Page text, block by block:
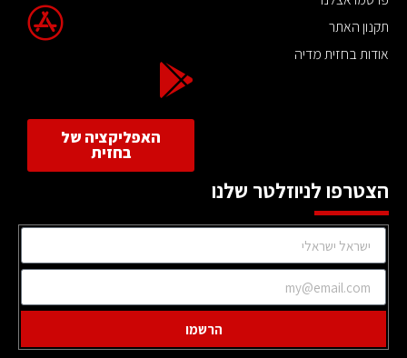
תקנון האתר
אודות בחזית מדיה
האפליקציה של
בחזית
הצטרפו לניוזלטר שלנו
הרשמו